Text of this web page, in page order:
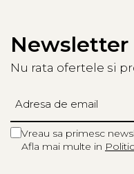
Newsletter
Nu rata ofertele si
Vreau sa primesc
Afla mai multe in